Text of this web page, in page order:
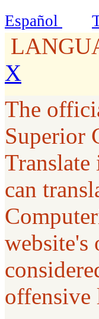
Español
X
The
Superior
Translate
can
website's
offensive